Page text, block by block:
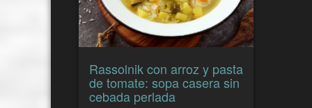
Rassolnik con arroz y pasta
de tomate: sopa casera sin
cebada perlada